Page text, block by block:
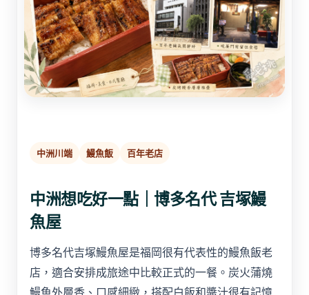
中洲川端 鰻魚飯 百年老店
中洲想吃好一點｜博多名代 吉塚鰻
魚屋
博多名代吉塚鰻魚屋是福岡很有代表性的鰻魚飯老
店，適合安排成旅途中比較正式的一餐。炭火蒲燒